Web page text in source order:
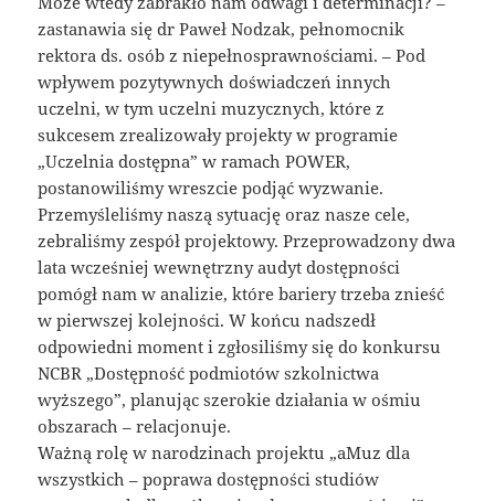
zastanawia się dr Paweł Nodzak, pełnomocnik
rektora ds. osób z niepełnosprawnościami. – Pod
wpływem pozytywnych doświadczeń innych
uczelni, w tym uczelni muzycznych, które z
sukcesem zrealizowały projekty w programie
„Uczelnia dostępna” w ramach POWER,
postanowiliśmy wreszcie podjąć wyzwanie.
Przemyśleliśmy naszą sytuację oraz nasze cele,
zebraliśmy zespół projektowy. Przeprowadzony dwa
lata wcześniej wewnętrzny audyt dostępności
pomógł nam w analizie, które bariery trzeba znieść
w pierwszej kolejności. W końcu nadszedł
odpowiedni moment i zgłosiliśmy się do konkursu
NCBR „Dostępność podmiotów szkolnictwa
wyższego”, planując szerokie działania w ośmiu
obszarach – relacjonuje.
Ważną rolę w narodzinach projektu „aMuz dla
wszystkich – poprawa dostępności studiów